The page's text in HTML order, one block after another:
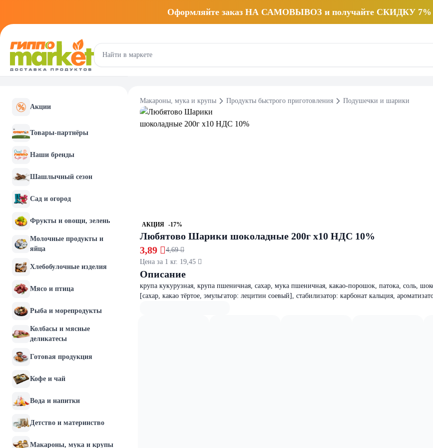
Оформляйте заказ НА САМОВЫВОЗ и получайте СКИДКУ 7%
Акции
Товары-партнёры
Наши бренды
Шашлычный сезон
Сад и огород
Фрукты и овощи, зелень
Молочные продукты и
яйца
Хлебобулочные изделия
Мясо и птица
Рыба и морепродукты
Колбасы и мясные
деликатесы
Готовая продукция
Кофе и чай
Вода и напитки
Детство и материнство
Макароны, мука и крупы
Макароны, мука и крупы Продукты быстрого приготовления Подушечки и шарики
АКЦИЯ -17%
Любятово Шарики шоколадные 200г x10 НДС 10%
3,89 4,69 
Цена за 1 кг. 19,45 
Описание
крупа кукурузная, крупа пшеничная, сахар, мука пшеничная, какао-порошок, патока, соль,
[сахар, какао тёртое, эмульгатор: лецитин соевый], стабилизатор: карбонат кальция,